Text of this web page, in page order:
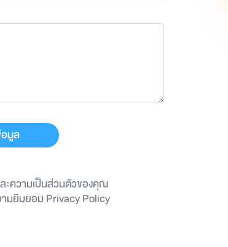
มูล
ะความเป็นส่วนตัวของคุณ
มยิมยอม Privacy Policy